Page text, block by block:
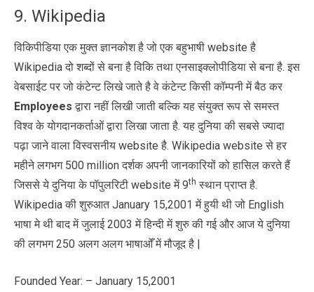
9. Wikipedia
विकिपीडिया एक मुक्त ज्ञानकोश है जो एक बहुभाषी website है
Wikipedia दो शब्दों से बना है विकि तथा एनसाइक्लोपीडिया से बना है. इस
वेबसाईट पर जो कंटेन्ट लिखे जाते है वे कंटेन्ट किसी कॉम्पनी में बैठ कर
Employees द्वारा नहीं लिखी जाती बल्कि यह संयुक्त रूप से समस्त
विश्व के योगदानकर्ताओं द्वारा लिखा जाता है. यह दुनिया की सबसे ज्यादा
पढ़ा जाने वाला विस्वसनीय website है. Wikipedia website से हर
महीने लगभग 500 million दर्शक अपनी जानकारियों को हासिल करते हैं
जिससे ये दुनिया के पॉपुलरिटी website में 9th स्थान प्राप्त है.
Wikipedia की शुरुआत January 15,2001 में हुयी थी जो English
भाषा मे थी बाद में जुलाई 2003 में हिन्दी में शुरु की गई और आज ये दुनिया
की लगभग 250 अलग अलग भाषाओँ में मौजूद है |
Founded Year: – January 15,2001